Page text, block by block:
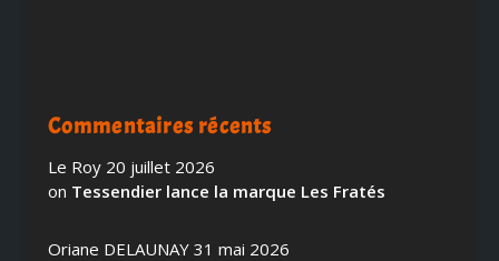
Commentaires récents
Le Roy 20 juillet 2026
on Tessendier lance la marque Les Fratés
Oriane DELAUNAY 31 mai 2026